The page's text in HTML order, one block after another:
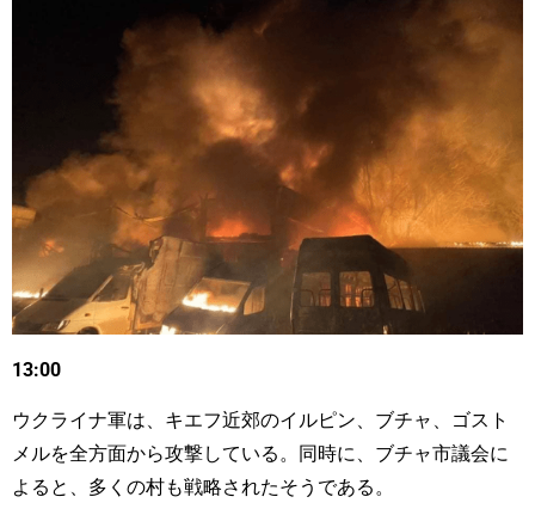
13:00
ウクライナ軍は、キエフ近郊のイルピン、ブチャ、ゴスト
メルを全方面から攻撃している。同時に、ブチャ市議会に
よると、多くの村も戦略されたそうである。